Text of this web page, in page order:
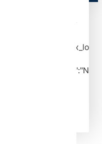
data-page="1"
start="1" data-